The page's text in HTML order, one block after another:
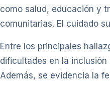
como salud, educación y
comunitarias. El cuidado
Entre los principales
dificultades en la
Además, se evidencia la